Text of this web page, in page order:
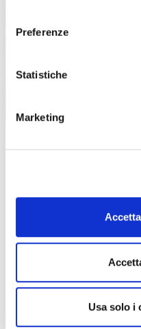
Preferenze
Statistiche
Marketing
Usa solo i
Per chi ama le leggende,
fatate protagoniste di una
del paese, che malvolentieri
volte per diventare un
Dunque vale la pena visitare
d’acqua che scolpiscono le